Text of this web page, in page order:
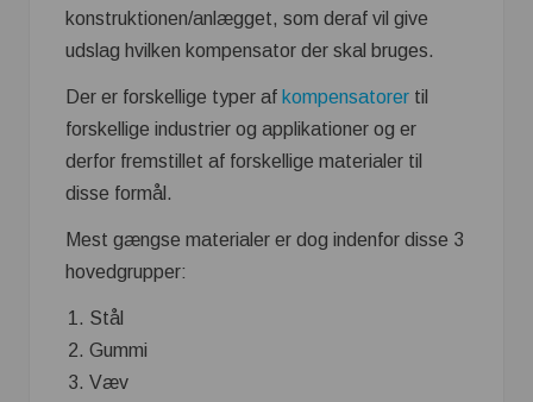
konstruktionen/anlægget, som deraf vil give
udslag hvilken kompensator der skal bruges.
Der er forskellige typer af kompensatorer til
forskellige industrier og applikationer og er
derfor fremstillet af forskellige materialer til
disse formål.
Mest gængse materialer er dog indenfor disse 3
hovedgrupper:
Stål
Gummi
Væv